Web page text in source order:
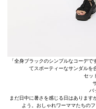
「全身ブラックのシンプルなコーデ
てスポーティーなサンダルを
セッ
バ
まだ日中に暑さを感じる日はありま
よう。おしゃれワーママたちの